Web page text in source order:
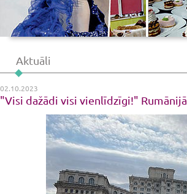
Aktuāli
02.10.2023
"Visi dažādi visi vienlīdzīgi!" Rumānijā